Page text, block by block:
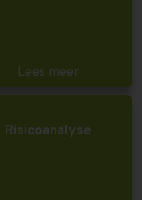
Lees meer
Risicoanalyse